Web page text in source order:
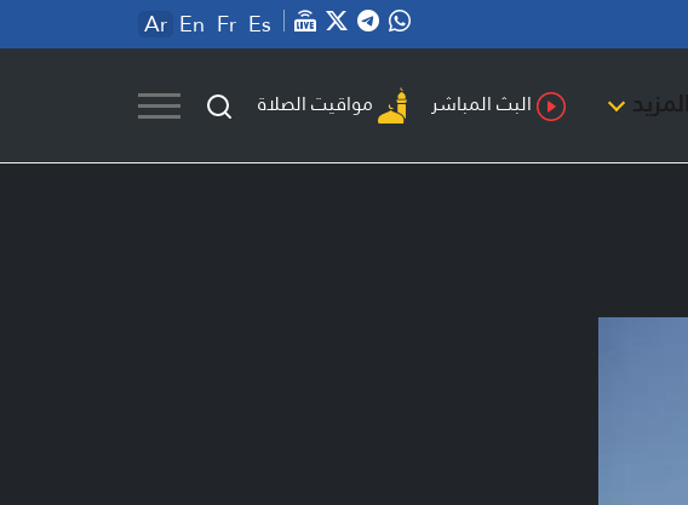
Ar En Fr Es
المزيد البث المباشر مواقيت الصلاة